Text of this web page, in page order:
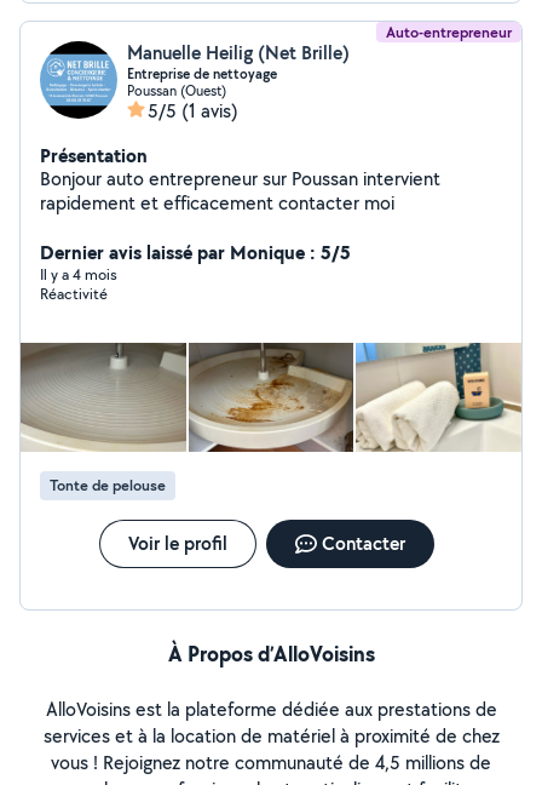
Auto-entrepreneur
Manuelle Heilig (Net Brille)
Entreprise de nettoyage
Poussan (Ouest)
5/5 (1 avis)
Présentation
Bonjour auto entrepreneur sur Poussan intervient
rapidement et efficacement contacter moi
Dernier avis laissé par Monique : 5/5
Il y a 4 mois
Réactivité
Tonte de pelouse
Voir le profil Contacter
À Propos d’AlloVoisins
AlloVoisins est la plateforme dédiée aux prestations de
services et à la location de matériel à proximité de chez
vous ! Rejoignez notre communauté de 4,5 millions de